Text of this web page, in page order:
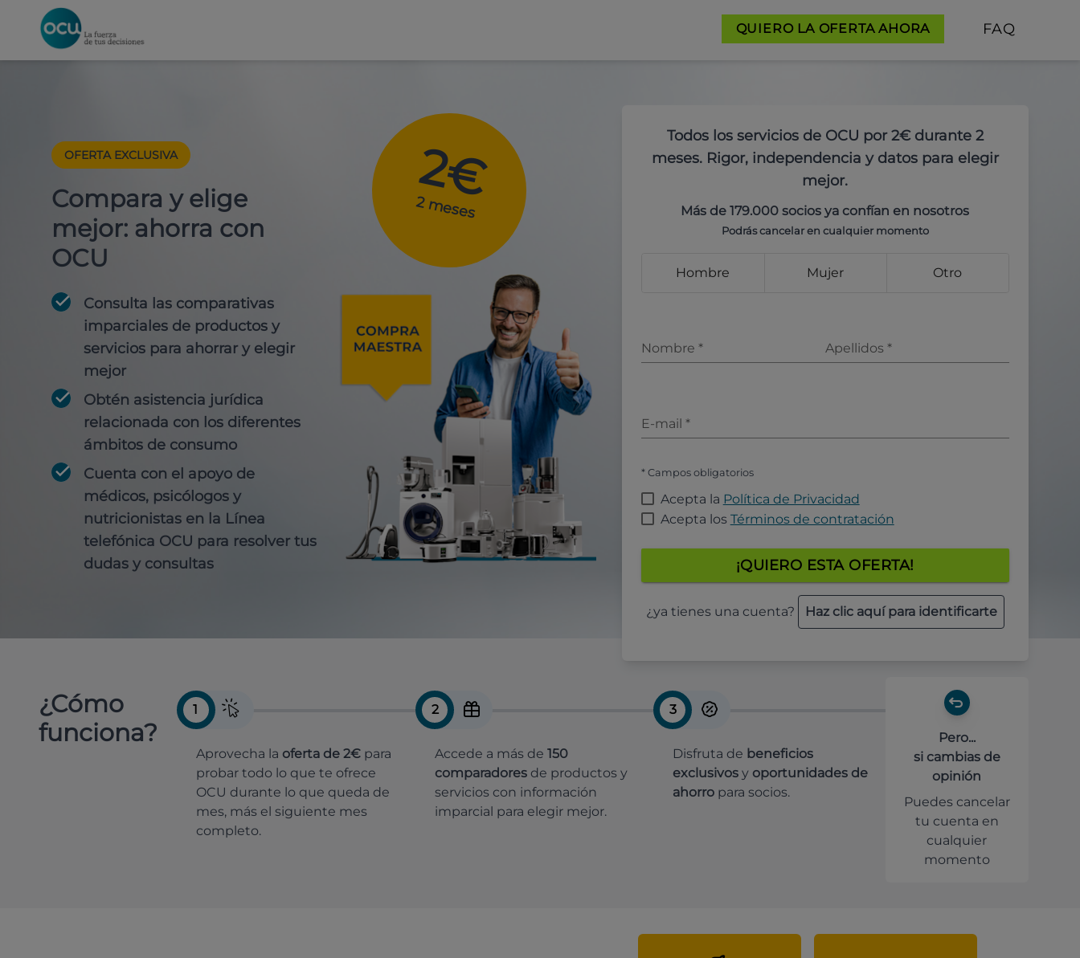
QUIERO LA OFERTA AHORA FAQ
OFERTA EXCLUSIVA
Compara y elige
mejor: ahorra con
OCU
Consulta las comparativas
imparciales de productos y
servicios para ahorrar y elegir
mejor
Obtén asistencia jurídica
relacionada con los diferentes
ámbitos de consumo
Cuenta con el apoyo de
médicos, psicólogos y
nutricionistas en la Línea
telefónica OCU para resolver tus
dudas y consultas
2€
2 meses
Todos los servicios de OCU por 2€ durante 2
meses. Rigor, independencia y datos para elegir
mejor.
Más de 179.000 socios ya confían en nosotros
Podrás cancelar en cualquier momento
Hombre Mujer Otro
Nombre * Apellidos *
E-mail *
* Campos obligatorios
Acepta la Política de Privacidad
Acepta los Términos de contratación
¡QUIERO ESTA OFERTA!
¿ya tienes una cuenta? Haz clic aquí para identificarte
¿Cómo
funciona?
1
Aprovecha la oferta de 2€ para
probar todo lo que te ofrece
OCU durante lo que queda de
mes, más el siguiente mes
completo.
2
Accede a más de 150
comparadoresde productos y
servicios con información
imparcial para elegir mejor.
3
Disfruta de beneficios
exclusivos y oportunidades de
ahorro para socios.
Pero...
si cambias de
opinión
Puedes cancelar
tu cuenta en
cualquier
momento